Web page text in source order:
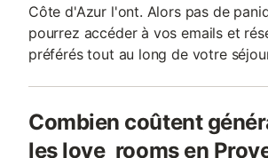
Côte d'Azur l'ont. Alors pas de
pourrez accéder à vos emails et
préférés tout au long de votre
Combien coûtent
les love_rooms en